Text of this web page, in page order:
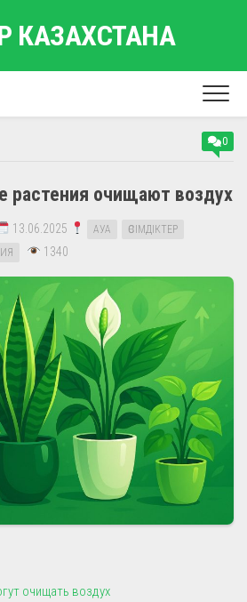
КАЗАХСТАНА
0
растения очищают воздух
13.06.2025 АУА
ӨСІМДІКТЕР
1340
очищать воздух